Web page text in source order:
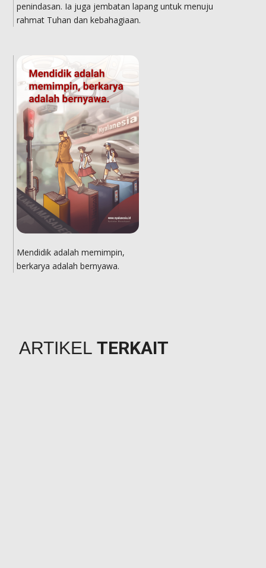
penindasan. Ia juga jembatan lapang untuk menuju
rahmat Tuhan dan kebahagiaan.
Mendidik adalah memimpin,
berkarya adalah bernyawa.
ARTIKEL TERKAIT